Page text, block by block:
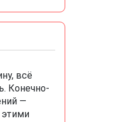
всё
Конечно-
—
этими